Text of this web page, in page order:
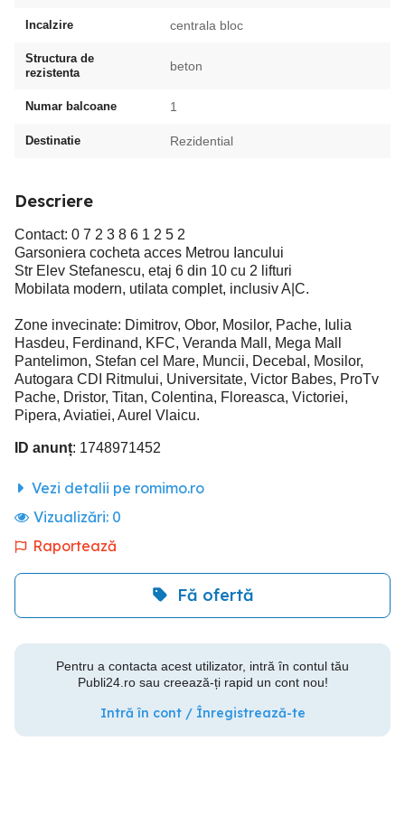
Incalzire centrala bloc
Structura de
rezistenta
beton
Numar balcoane 1
Destinatie Rezidential
Descriere
Contact: 0 7 2 3 8 6 1 2 5 2
Garsoniera cocheta acces Metrou Iancului
Str Elev Stefanescu, etaj 6 din 10 cu 2 lifturi
Mobilata modern, utilata complet, inclusiv A|C.
Zone invecinate: Dimitrov, Obor, Mosilor, Pache, Iulia
Hasdeu, Ferdinand, KFC, Veranda Mall, Mega Mall
Pantelimon, Stefan cel Mare, Muncii, Decebal, Mosilor,
Autogara CDI Ritmului, Universitate, Victor Babes, ProTv
Pache, Dristor, Titan, Colentina, Floreasca, Victoriei,
Pipera, Aviatiei, Aurel Vlaicu.
ID anunț: 1748971452
Vezi detalii pe romimo.ro
Vizualizări: 0
Raportează
Fă ofertă
Pentru a contacta acest utilizator, intră în contul tău
Publi24.ro sau creează-ți rapid un cont nou!
Intră în cont / Înregistrează-te